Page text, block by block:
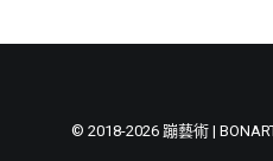
© 2018-2026 蹦藝術 |